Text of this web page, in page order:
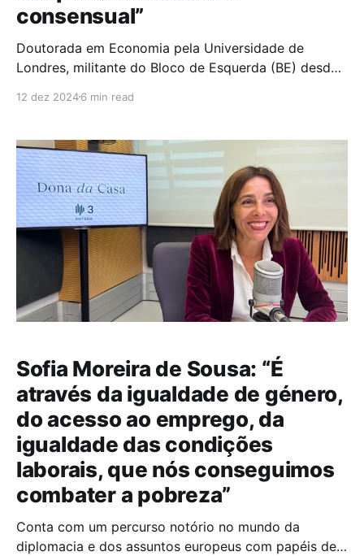
consensual”
Doutorada em Economia pela Universidade de
Londres, militante do Bloco de Esquerda (BE) desde
os 27 anos, Mariana Mortágua foi eleita
maio de 2023 com mais de 80% dos votos,
sucedendo a Catarina Martins que
12 dez 20246 min read
Sofia Moreira de Sousa: “É
através da igualdade de género,
do acesso ao emprego, da
igualdade das condições
laborais, que nós conseguimos
combater a pobreza”
Conta com um percurso notório no mundo da
diplomacia e dos assuntos europeus com papéis de